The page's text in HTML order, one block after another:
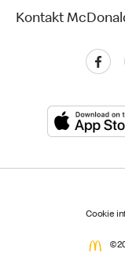
Kontakt
Cookie